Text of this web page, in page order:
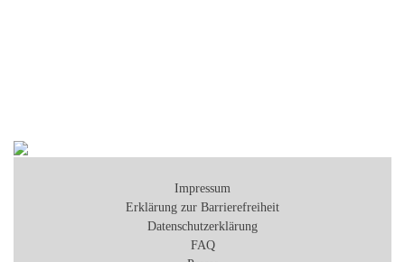
Impressum
Erklärung zur Barrierefreiheit
Datenschutzerklärung
FAQ